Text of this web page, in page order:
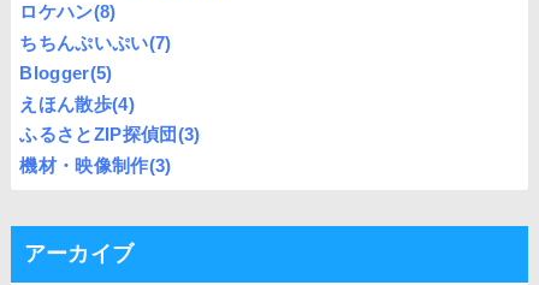
ロケハン(8)
ちちんぷいぷい(7)
Blogger(5)
えほん散歩(4)
ふるさとZIP探偵団(3)
機材・映像制作(3)
アーカイブ